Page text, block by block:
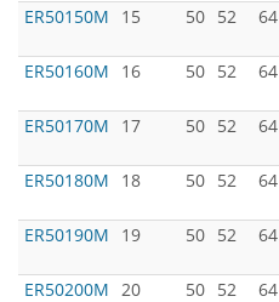
ER50150M 15 50 52 64
ER50160M 16 50 52 64
ER50170M 17 50 52 64
ER50180M 18 50 52 64
ER50190M 19 50 52 64
ER50200M 20 50 52 64